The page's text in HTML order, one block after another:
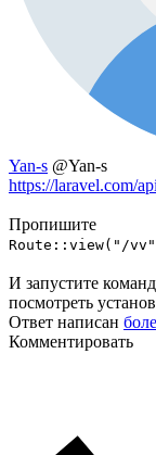
Yan-s @Yan-s
https://laravel.com/
Пропишите
Route::view("/
И запустите
посмотреть
Ответ написан
Комментировать